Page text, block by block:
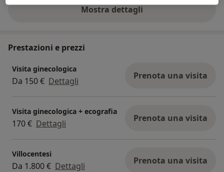
Mostra dettagli
sull'esperienza
Prestazioni e prezzi
Visita ginecologica
Da 150 € Dettagli Prenota una visita
Visita ginecologica + ecografia
170 € Dettagli Prenota una visita
Villocentesi
Da 1.800 € Dettagli Prenota una visita